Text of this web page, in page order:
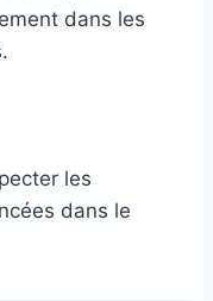
dans les
les
dans le